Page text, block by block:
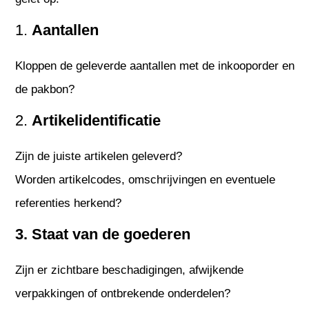
1.Aantallen
Kloppen de geleverde aantallen met de inkooporder en
de pakbon?
2.Artikelidentificatie
Zijn de juiste artikelen geleverd?
Worden artikelcodes, omschrijvingen en eventuele
referenties herkend?
3. Staat van de goederen
Zijn er zichtbare beschadigingen, afwijkende
verpakkingen of ontbrekende onderdelen?